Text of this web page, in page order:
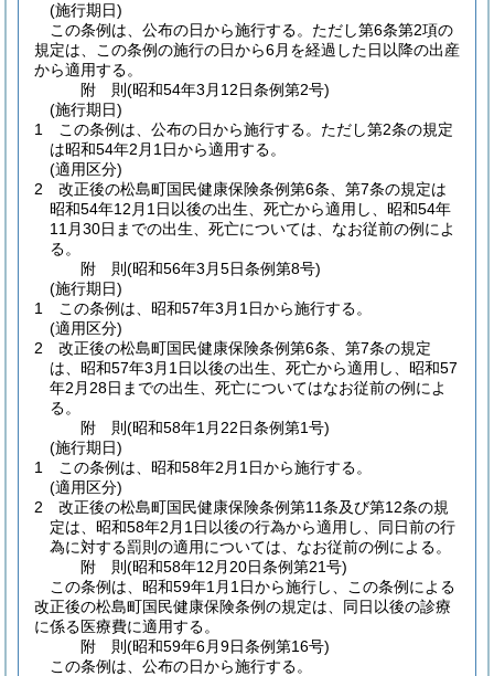
(施行期日)
この条例は、公布の日から施行する。 ただし第6条第2項の
規定は、この条例の施行の日から6月を経過した日以降の出産
から適用する。
附 則(昭和54年3月12日条例第2号)
(施行期日)
1
この条例は、公布の日から施行する。 ただし第2条の規定
は昭和54年2月1日から適用する。
(適用区分)
2
改正後の松島町国民健康保険条例第6条、第7条の規定は
昭和54年12月1日以後の出生、死亡から適用し、昭和54年
11月30日までの出生、死亡については、なお従前の例によ
る。
附 則(昭和56年3月5日条例第8号)
(施行期日)
1
この条例は、昭和57年3月1日から施行する。
(適用区分)
2
改正後の松島町国民健康保険条例第6条、第7条の規定
は、昭和57年3月1日以後の出生、死亡から適用し、昭和57
年2月28日までの出生、死亡についてはなお従前の例によ
る。
附 則(昭和58年1月22日条例第1号)
(施行期日)
1
この条例は、昭和58年2月1日から施行する。
(適用区分)
2
改正後の松島町国民健康保険条例第11条及び第12条の規
定は、昭和58年2月1日以後の行為から適用し、同日前の行
為に対する罰則の適用については、なお従前の例による。
附 則(昭和58年12月20日条例第21号)
この条例は、昭和59年1月1日から施行し、この条例による
改正後の松島町国民健康保険条例の規定は、同日以後の診療
に係る医療費に適用する。
附 則(昭和59年6月9日条例第16号)
この条例は、公布の日から施行する。